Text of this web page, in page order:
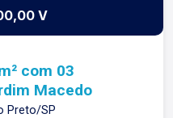
V
com 03
Macedo
Preto/SP